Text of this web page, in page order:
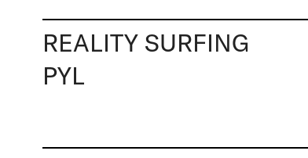
REALITY SURFING
PYL